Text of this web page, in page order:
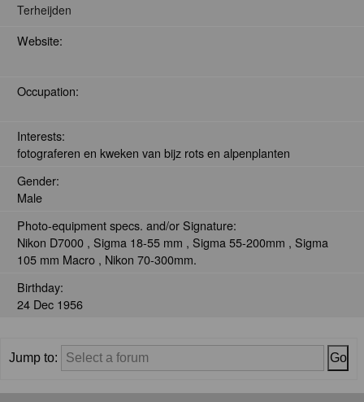
Terheijden
Website:
Occupation:
Interests:
fotograferen en kweken van bijz rots en alpenplanten
Gender:
Male
Photo-equipment specs. and/or Signature:
Nikon D7000 , Sigma 18-55 mm , Sigma 55-200mm , Sigma
105 mm Macro , Nikon 70-300mm.
Birthday:
24 Dec 1956
Jump to: